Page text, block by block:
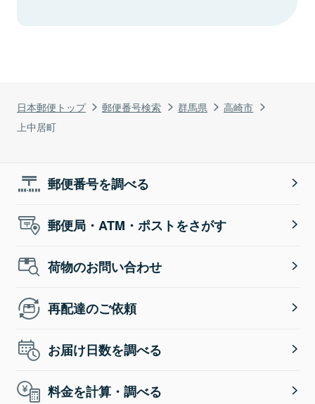
日本郵便トップ 郵便番号検索 群馬県
高崎市
上中居町
郵便番号を調べる
郵便局・ATM・ポストをさがす
荷物のお問い合わせ
再配達のご依頼
お届け日数を調べる
料金を計算・調べる